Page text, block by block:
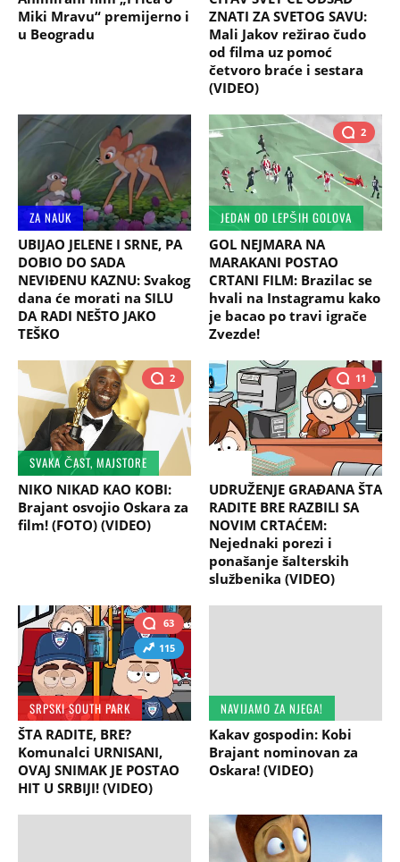
Miki Mravu“ premijerno i
u Beogradu
ZNATI ZA SVETOG SAVU:
Mali Jakov režirao čudo
od filma uz pomoć
četvoro braće i sestara
(VIDEO)
ZA NAUK
UBIJAO JELENE I SRNE, PA
DOBIO DO SADA
NEVIĐENU KAZNU: Svakog
dana će morati na SILU
DA RADI NEŠTO JAKO
TEŠKO
2
JEDAN OD LEPŠIH GOLOVA
GOL NEJMARA NA
MARAKANI POSTAO
CRTANI FILM: Brazilac se
hvali na Instagramu kako
je bacao po travi igrače
Zvezde!
2
SVAKA ČAST, MAJSTORE
NIKO NIKAD KAO KOBI:
Brajant osvojio Oskara za
film! (FOTO) (VIDEO)
11
UDRUŽENJE GRAĐANA ŠTA
RADITE BRE RAZBILI SA
NOVIM CRTAĆEM:
Nejednaki porezi i
ponašanje šalterskih
službenika (VIDEO)
63
115
SRPSKI SOUTH PARK
ŠTA RADITE, BRE?
Komunalci URNISANI,
OVAJ SNIMAK JE POSTAO
HIT U SRBIJI! (VIDEO)
NAVIJAMO ZA NJEGA!
Kakav gospodin: Kobi
Brajant nominovan za
Oskara! (VIDEO)